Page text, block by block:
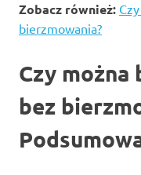
Zobacz również:
bierzmowania?
Czy można
bez